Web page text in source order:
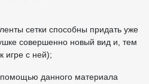
сетки способны придать уже
совершенно новый вид и, тем
игре с ней);
данного материала